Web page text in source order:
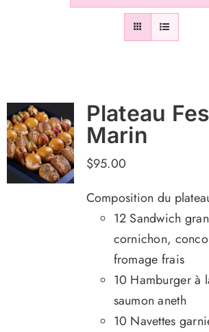
Plateau
Marin
$95.00
Composition du
12 Sandwich
cornichon,
fromage frais
10 Hamburger à
saumon aneth
10 Navettes